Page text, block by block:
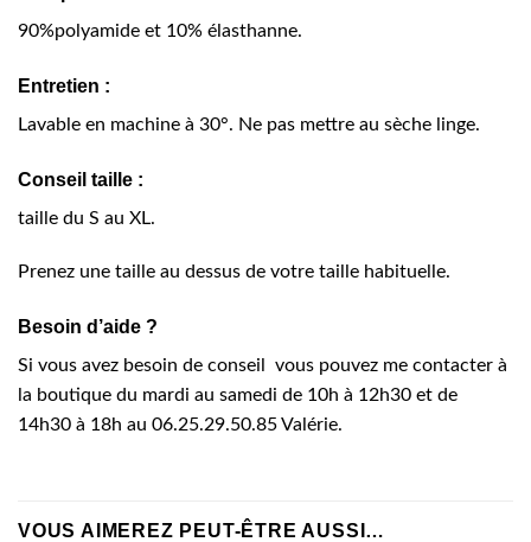
90%polyamide et 10% élasthanne.
Entretien :
Lavable en machine à 30°. Ne pas mettre au sèche linge.
Conseil taille :
taille du S au XL.
Prenez une taille au dessus de votre taille habituelle.
Besoin d’aide ?
Si vous avez besoin de conseil vous pouvez me contacter à
la boutique du mardi au samedi de 10h à 12h30 et de
14h30 à 18h au 06.25.29.50.85 Valérie.
VOUS AIMEREZ PEUT-ÊTRE AUSSI…